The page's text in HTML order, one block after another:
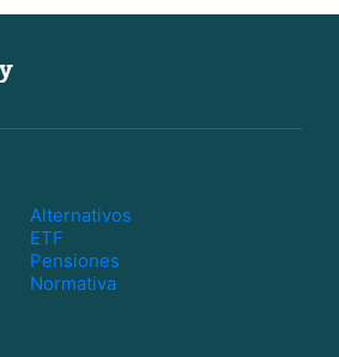
Alternativos
ETF
Pensiones
Normativa